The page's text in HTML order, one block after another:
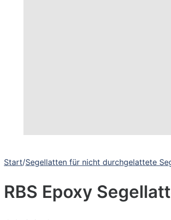
Start/Segellatten für nicht durchgelattete
RBS Epoxy